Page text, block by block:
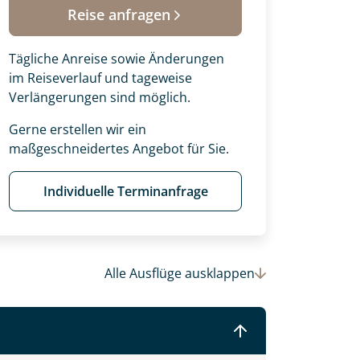
Reise anfragen
Tägliche Anreise sowie Änderungen
im Reiseverlauf und tageweise
Verlängerungen sind möglich.
Gerne erstellen wir ein
maßgeschneidertes Angebot für Sie.
Individuelle Terminanfrage
Alle Ausflügeausklappen
Wunschtermine für die Reise
gestalten wir Ihre